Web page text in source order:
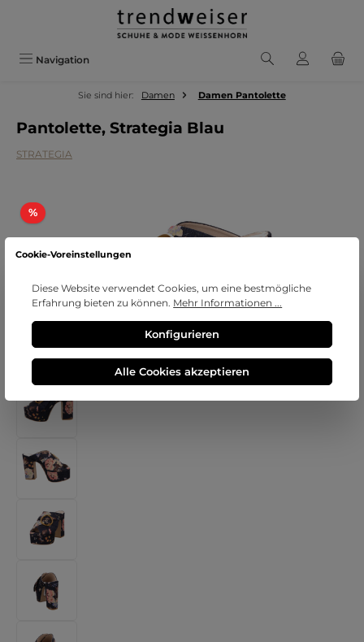
Zum Hauptinhalt springen
Navigation
Sie sind hier: Damen Damen Pantolette
Pantolette, Strategia Blau
STRATEGIA
Bildergalerie überspringen
%Rabatt
Cookie-Voreinstellungen
Diese Website verwendet Cookies, um eine bestmögliche
Erfahrung bieten zu können. Mehr Informationen ...
Konfigurieren
Alle Cookies akzeptieren